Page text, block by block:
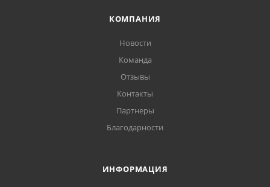
КОМПАНИЯ
Новости
Команда
Отзывы
Контакты
Партнеры
Благодарности
ИНФОРМАЦИЯ